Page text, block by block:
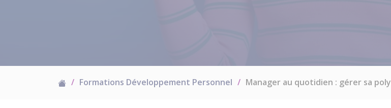
Formations Développement Personnel Manager au quotidien : gérer sa